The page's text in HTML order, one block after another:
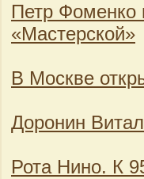
Петр Фоменко
«Мастерской»
В Москве
Доронин
Рота Нино. К